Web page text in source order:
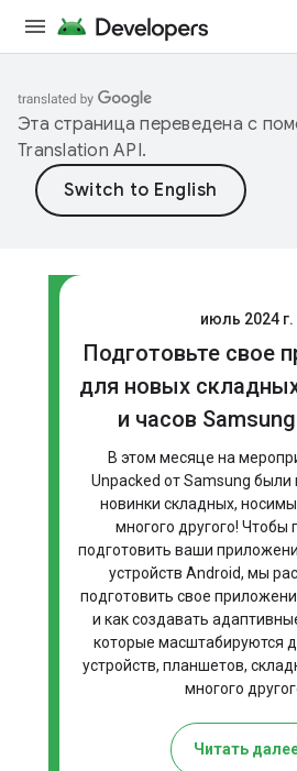
Эта страница переведена с
Translation API.